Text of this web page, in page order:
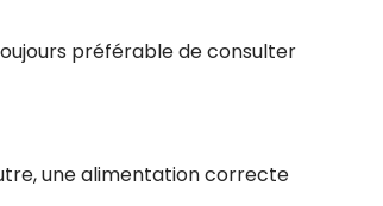
préférable de consulter
une alimentation correcte